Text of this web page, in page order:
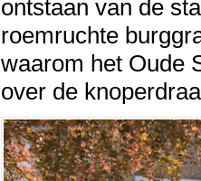
ontstaan van de
roemruchte
waarom het Oude
over de